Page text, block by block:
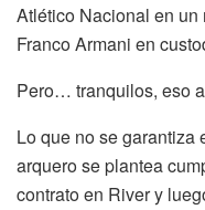
Atlético Nacional en
Franco Armani en
Pero… tranquilos, eso
Lo que no se garantiza
arquero se plantea
contrato en River y